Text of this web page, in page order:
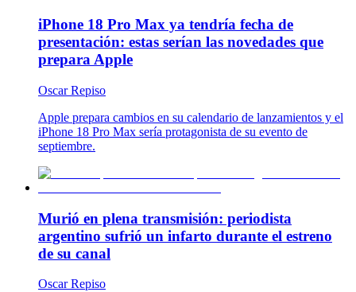
iPhone 18 Pro Max ya tendría fecha de
presentación: estas serían las novedades que
prepara Apple
Oscar Repiso
Apple prepara cambios en su calendario de lanzamientos y el
iPhone 18 Pro Max sería protagonista de su evento de
septiembre.
Murió en plena transmisión: periodista
argentino sufrió un infarto durante el estreno
de su canal
Oscar Repiso